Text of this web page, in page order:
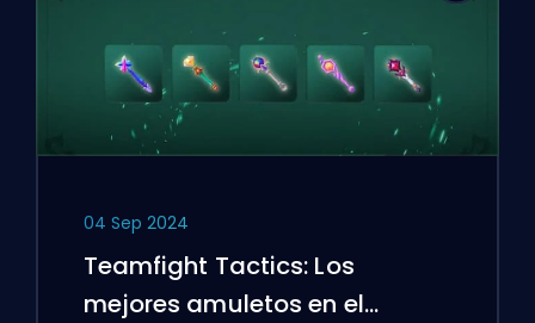
04 Sep 2024
Teamfight Tactics: Los
mejores amuletos en el